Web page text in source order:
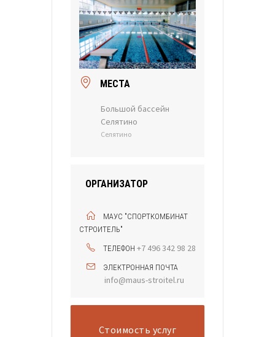
МЕСТА
Большой бассейн
Селятино
Селятино
ОРГАНИЗАТОР
МАУС "СПОРТКОМБИНАТ
СТРОИТЕЛЬ"
ТЕЛЕФОН +7 496 342 98 28
ЭЛЕКТРОННАЯ ПОЧТА
info@maus-stroitel.ru
Стоимость услуг